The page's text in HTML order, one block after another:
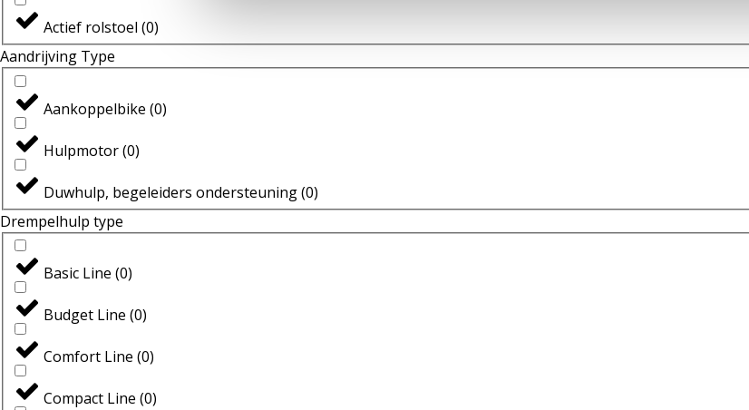
Actief rolstoel (0)
Aandrijving Type
Aankoppelbike (0)
Hulpmotor(0)
Duwhulp, begeleiders ondersteuning(0)
Drempelhulp type
Basic Line (0)
Budget Line (0)
Comfort Line (0)
Compact Line (0)